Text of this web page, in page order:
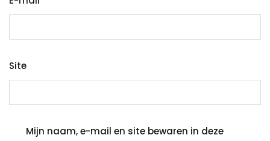
Site
Mijn naam, e-mail en site bewaren in deze